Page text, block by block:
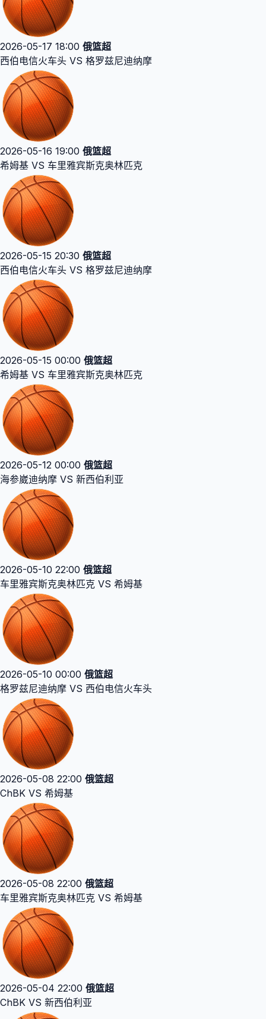
2026-05-17 18:00 俄篮超
西伯电信火车头 VS 格罗兹尼迪纳摩
2026-05-16 19:00 俄篮超
希姆基 VS 车里雅宾斯克奥林匹克
2026-05-15 20:30 俄篮超
西伯电信火车头 VS 格罗兹尼迪纳摩
2026-05-15 00:00 俄篮超
希姆基 VS 车里雅宾斯克奥林匹克
2026-05-12 00:00 俄篮超
海参崴迪纳摩 VS 新西伯利亚
2026-05-10 22:00 俄篮超
车里雅宾斯克奥林匹克 VS 希姆基
2026-05-10 00:00 俄篮超
格罗兹尼迪纳摩 VS 西伯电信火车头
2026-05-08 22:00 俄篮超
ChBK VS 希姆基
2026-05-08 22:00 俄篮超
车里雅宾斯克奥林匹克 VS 希姆基
2026-05-04 22:00 俄篮超
ChBK VS 新西伯利亚